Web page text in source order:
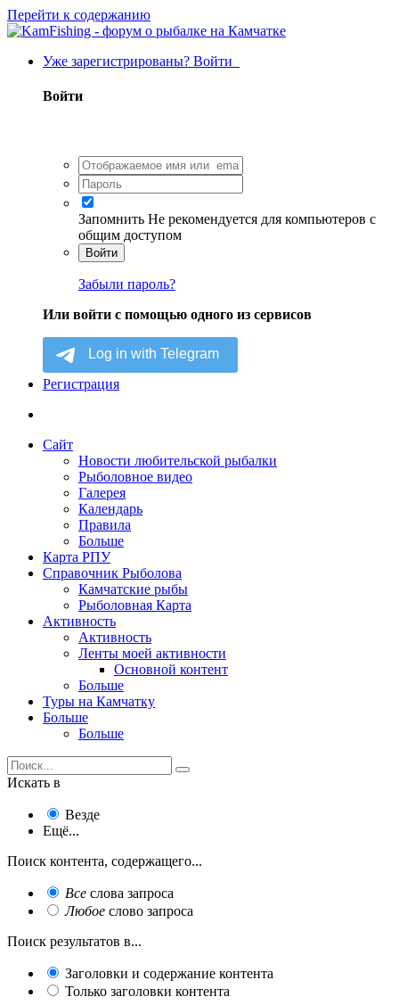
Перейти к содержанию
Уже зарегистрированы? Войти
Войти
Запомнить Не рекомендуется для компьютеров с
общим доступом
Войти
Забыли пароль?
Или войти с помощью одного из сервисов
Регистрация
Сайт
Новости любительской рыбалки
Рыболовное видео
Галерея
Календарь
Правила
Больше
Карта РПУ
Справочник Рыболова
Камчатские рыбы
Рыболовная Карта
Активность
Активность
Ленты моей активности
Основной контент
Больше
Туры на Камчатку
Больше
Больше
Искать в
Везде
Ещё...
Поиск контента, содержащего...
Все слова запроса
Любое слово запроса
Поиск результатов в...
Заголовки и содержание контента
Только заголовки контента